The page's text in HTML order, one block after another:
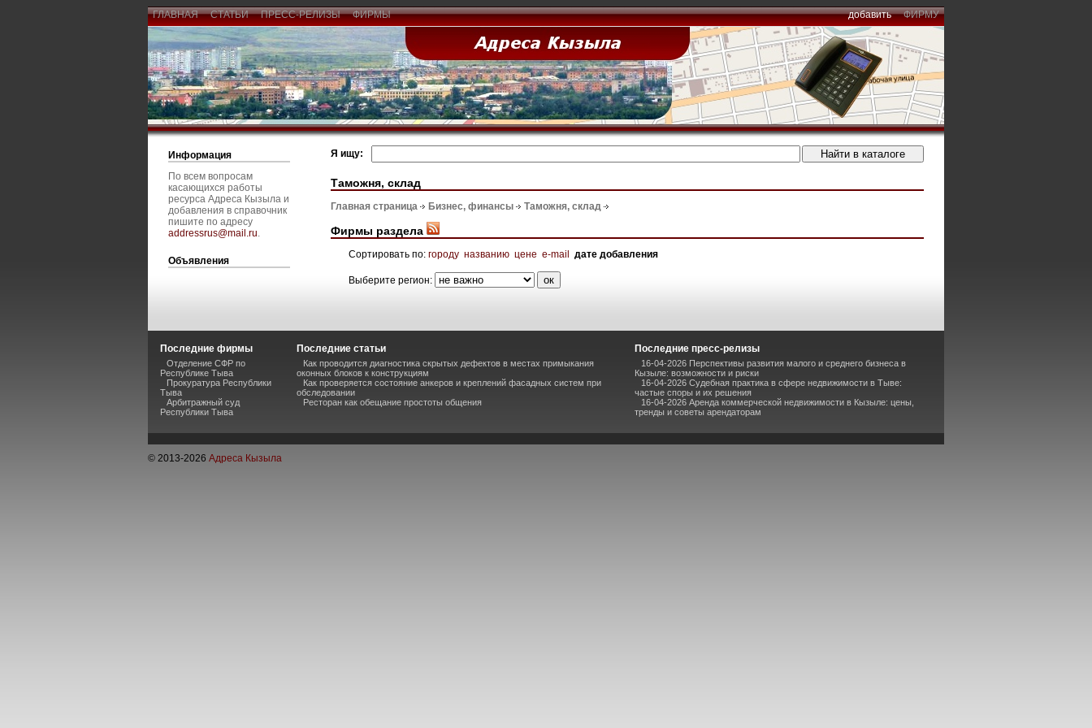
ГЛАВНАЯ СТАТЬИ ПРЕСС-РЕЛИЗЫ ФИРМЫ добавить ФИРМУ
Информация
По всем вопросам
касающихся работы
ресурса Адреса Кызыла и
добавления в справочник
пишите по адресу
addressrus@mail.ru.
Объявления
Я ищу:
Таможня, склад
Главная страница Бизнес, финансы Таможня, склад
Фирмы раздела
Сортировать по: городу названию цене e-mail дате добавления
Выберите регион:
Последние фирмы
Отделение СФР по
Республике Тыва
Прокуратура Республики
Тыва
Арбитражный суд
Республики Тыва
Последние статьи
Как проводится диагностика скрытых дефектов в местах примыкания
оконных блоков к конструкциям
Как проверяется состояние анкеров и креплений фасадных систем при
обследовании
Ресторан как обещание простоты общения
Последние пресс-релизы
16-04-2026 Перспективы развития малого и среднего бизнеса в
Кызыле: возможности и риски
16-04-2026 Судебная практика в сфере недвижимости в Тыве:
частые споры и их решения
16-04-2026 Аренда коммерческой недвижимости в Кызыле: цены,
тренды и советы арендаторам
© 2013-2026 Адреса Кызыла